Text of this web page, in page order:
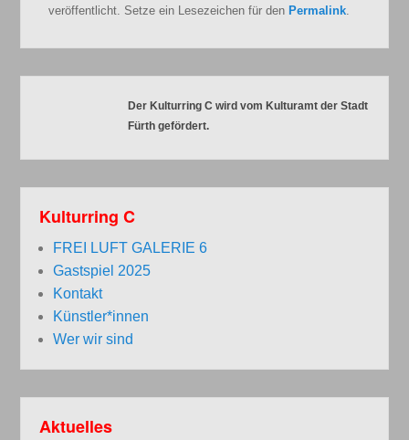
veröffentlicht. Setze ein Lesezeichen für den Permalink.
Der Kulturring C wird vom Kulturamt der Stadt
Fürth gefördert.
Kulturring C
FREI LUFT GALERIE 6
Gastspiel 2025
Kontakt
Künstler*innen
Wer wir sind
Aktuelles